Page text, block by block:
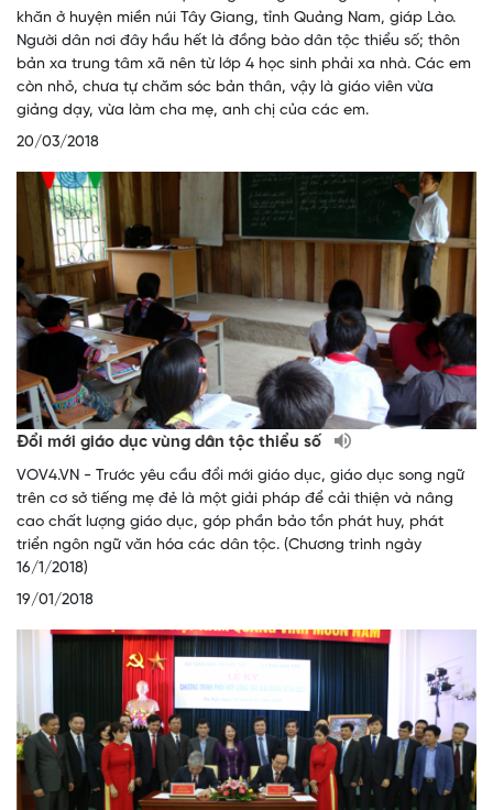
khăn ở huyện miền núi Tây Giang, tỉnh Quảng Nam, giáp Lào.
Người dân nơi đây hầu hết là đồng bào dân tộc thiểu số; thôn
bản xa trung tâm xã nên từ lớp 4 học sinh phải xa nhà. Các em
còn nhỏ, chưa tự chăm sóc bản thân, vậy là giáo viên vừa
giảng dạy, vừa làm cha mẹ, anh chị của các em.
20/03/2018
Đổi mới giáo dục vùng dân tộc thiểu số
VOV4.VN - Trước yêu cầu đổi mới giáo dục, giáo dục song ngữ
trên cơ sở tiếng mẹ đẻ là một giải pháp để cải thiện và nâng
cao chất lượng giáo dục, góp phần bảo tồn phát huy, phát
triển ngôn ngữ văn hóa các dân tộc. (Chương trình ngày
16/1/2018)
19/01/2018